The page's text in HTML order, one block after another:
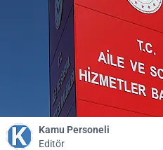
Kamu Personeli
Editör